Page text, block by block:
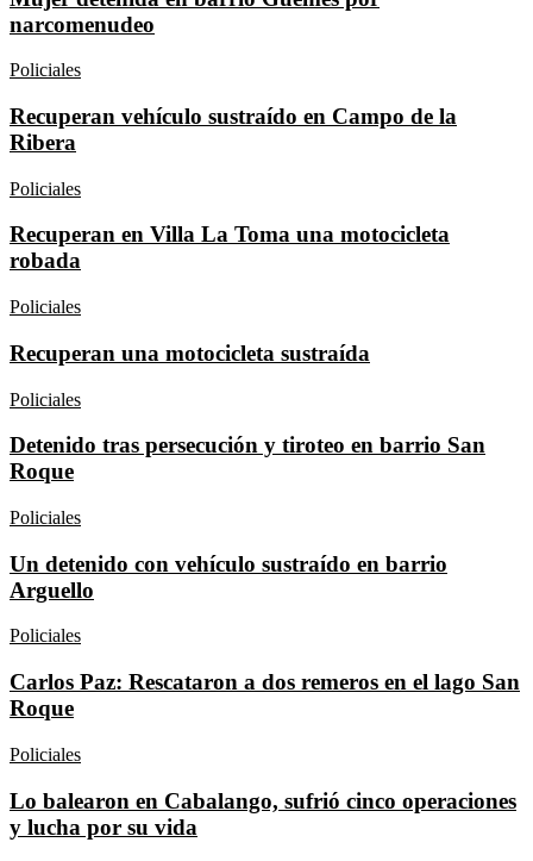
narcomenudeo
Policiales
Recuperan vehículo sustraído en Campo de la
Ribera
Policiales
Recuperan en Villa La Toma una motocicleta
robada
Policiales
Recuperan una motocicleta sustraída
Policiales
Detenido tras persecución y tiroteo en barrio San
Roque
Policiales
Un detenido con vehículo sustraído en barrio
Arguello
Policiales
Carlos Paz: Rescataron a dos remeros en el lago San
Roque
Policiales
Lo balearon en Cabalango, sufrió cinco operaciones
y lucha por su vida